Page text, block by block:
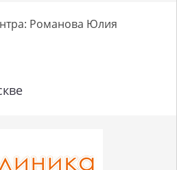
Романова Юлия